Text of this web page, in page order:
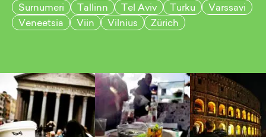
Surnumeri
Tallinn Tel Aviv Turku
Varssavi
Veneetsia
Viin Vilnius Zürich